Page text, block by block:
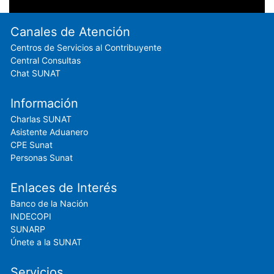
Footer menu
Canales de Atención
Centros de Servicios al Contribuyente
Central Consultas
Chat SUNAT
Información
Charlas SUNAT
Asistente Aduanero
CPE Sunat
Personas Sunat
Enlaces de Interés
Banco de la Nación
INDECOPI
SUNARP
Únete a la SUNAT